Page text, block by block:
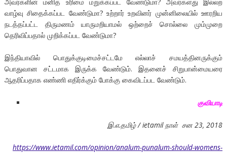
வாழ்வு சிதைக்கப்பட வேண்டுமா? உற்றார் உறவினர் முன்னிலையில் ஊரறிய
நடத்தப்பட்ட திருமணம் யாருமறியாமல் ஒற்றைச் சொல்லை மும்முறை
தெரிவிப்பதால் முறிக்கப்பட வேண்டுமா?
இந்தியாவில் பொதுக்குடிமைச்சட்டமே எல்லாச் சமயத்தினருக்கும்
பொதுவான சட்டமாக இருக்க வேண்டும். இதனைச் சிறுபான்மையரை
ஆதரிப்பதாக எண்ணி எதிர்க்கும் போக்கு கைவிடப்பட வேண்டும்.
குவியாடி
இ.எ.தமிழ் / ietamil நாள் சன 23, 2018
https://www.ietamil.com/opinion/analum-punalum-should-womens-